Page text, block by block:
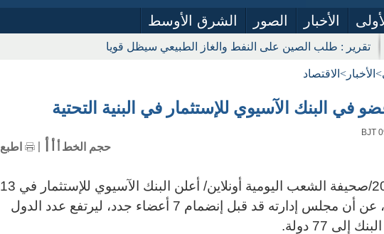
الأخبار الصور الشرق الأوسط
تقرير : طلب الصين على النفط والغاز الطبيعي سيظل قويا
> الأخبار > الاقتصاد
BJT
اطبع حجم الخط
15 مايو 2017/صحيفة الشعب اليومية أونلاين/ أعلن البنك الآسيوي للإستثمار في 13
مايو الجاري، عن أن مجلس إدارته قد قبل إنضمام 7 أعضاء جدد، ليرتفع عدد الدول
إلى 77 دولة
.